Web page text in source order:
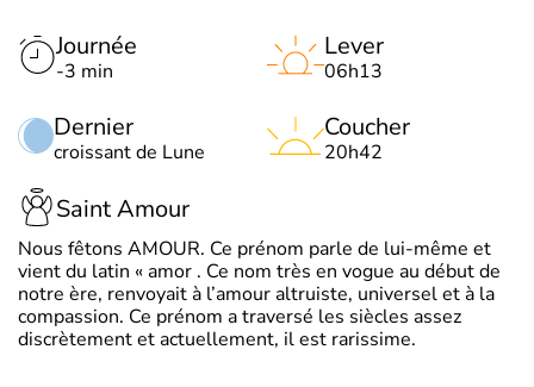
Journée
-3 min
Dernier
croissant de Lune
Lever
06h13
Coucher
20h42
Saint Amour
Nous fêtons AMOUR. Ce prénom parle de lui-même et
vient du latin « amor . Ce nom très en vogue au début de
notre ère, renvoyait à l’amour altruiste, universel et à la
compassion. Ce prénom a traversé les siècles assez
discrètement et actuellement, il est rarissime.